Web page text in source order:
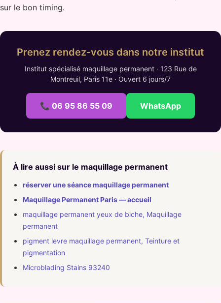
sur le bon timing.
Prenez rendez-vous dans notre institut
Institut spécialisé maquillage permanent · 123 Rue de
Montreuil, Paris 11e · Ouvert 6 jours/7
📞 06 95 86 55 09 WhatsApp
À lire aussi sur le maquillage permanent
réserver une séance maquillage permanent
Maquillage Permanent Paris — accueil
maquillage permanent yeux de biche, Maquillage
permanent
pigment levre maquillage permanent, Teinture et
pigmentation
Microblading Stains 93240